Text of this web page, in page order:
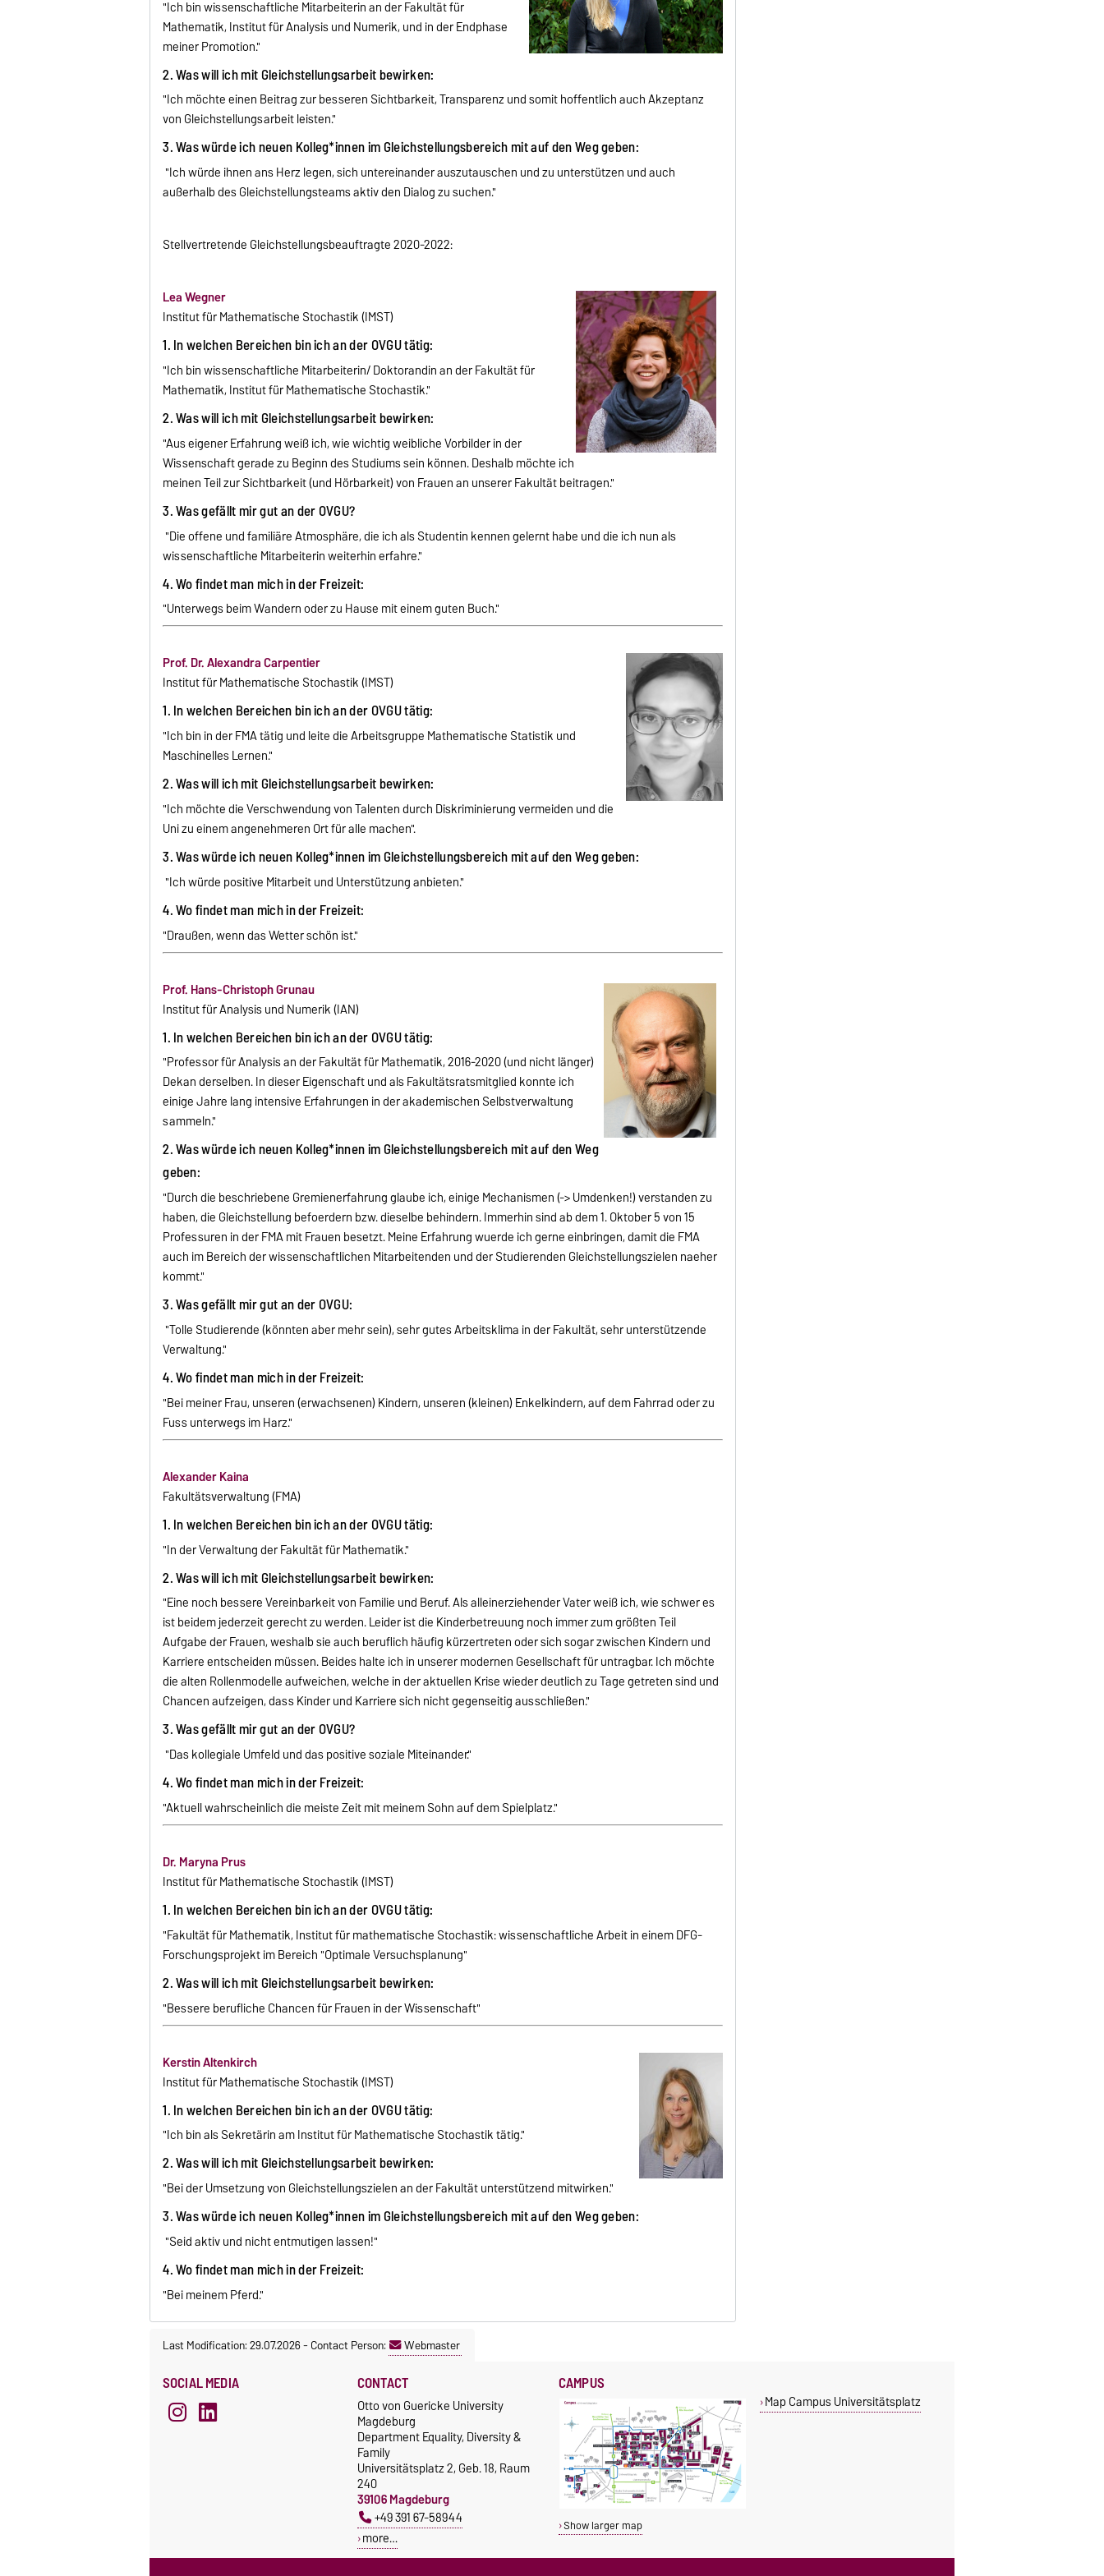
"Ich bin wissenschaftliche Mitarbeiterin an der Fakultät für
Mathematik, Institut für Analysis und Numerik, und in der Endphase
meiner Promotion."
2. Was will ich mit Gleichstellungsarbeit bewirken:
"Ich möchte einen Beitrag zur besseren Sichtbarkeit, Transparenz und somit hoffentlich auch Akzeptanz
von Gleichstellungsarbeit leisten."
3. Was würde ich neuen Kolleg*innen im Gleichstellungsbereich mit auf den Weg geben:
"Ich würde ihnen ans Herz legen, sich untereinander auszutauschen und zu unterstützen und auch
außerhalb des Gleichstellungsteams aktiv den Dialog zu suchen."
Stellvertretende Gleichstellungsbeauftragte 2020-2022:
Lea Wegner
Institut für Mathematische Stochastik (IMST)
1. In welchen Bereichen bin ich an der OVGU tätig:
"Ich bin wissenschaftliche Mitarbeiterin/ Doktorandin an der Fakultät für
Mathematik, Institut für Mathematische Stochastik."
2. Was will ich mit Gleichstellungsarbeit bewirken:
"Aus eigener Erfahrung weiß ich, wie wichtig weibliche Vorbilder in der
Wissenschaft gerade zu Beginn des Studiums sein können. Deshalb möchte ich
meinen Teil zur Sichtbarkeit (und Hörbarkeit) von Frauen an unserer Fakultät beitragen."
3. Was gefällt mir gut an der OVGU?
"Die offene und familiäre Atmosphäre, die ich als Studentin kennen gelernt habe und die ich nun als
wissenschaftliche Mitarbeiterin weiterhin erfahre."
4. Wo findet man mich in der Freizeit:
"Unterwegs beim Wandern oder zu Hause mit einem guten Buch."
Prof. Dr. Alexandra Carpentier
Institut für Mathematische Stochastik (IMST)
1. In welchen Bereichen bin ich an der OVGU tätig:
"Ich bin in der FMA tätig und leite die Arbeitsgruppe Mathematische Statistik und
Maschinelles Lernen."
2. Was will ich mit Gleichstellungsarbeit bewirken:
"Ich möchte die Verschwendung von Talenten durch Diskriminierung vermeiden und die
Uni zu einem angenehmeren Ort für alle machen".
3. Was würde ich neuen Kolleg*innen im Gleichstellungsbereich mit auf den Weg geben:
"Ich würde positive Mitarbeit und Unterstützung anbieten."
4. Wo findet man mich in der Freizeit:
"Draußen, wenn das Wetter schön ist."
Prof. Hans-Christoph Grunau
Institut für Analysis und Numerik (IAN)
1. In welchen Bereichen bin ich an der OVGU tätig:
"Professor für Analysis an der Fakultät für Mathematik, 2016-2020 (und nicht länger)
Dekan derselben. In dieser Eigenschaft und als Fakultätsratsmitglied konnte ich
einige Jahre lang intensive Erfahrungen in der akademischen Selbstverwaltung
sammeln."
2. Was würde ich neuen Kolleg*innen im Gleichstellungsbereich mit auf den Weg
geben:
"Durch die beschriebene Gremienerfahrung glaube ich, einige Mechanismen (-> Umdenken!) verstanden zu
haben, die Gleichstellung befoerdern bzw. dieselbe behindern. Immerhin sind ab dem 1. Oktober 5 von 15
Professuren in der FMA mit Frauen besetzt. Meine Erfahrung wuerde ich gerne einbringen, damit die FMA
auch im Bereich der wissenschaftlichen Mitarbeitenden und der Studierenden Gleichstellungszielen naeher
kommt."
3. Was gefällt mir gut an der OVGU:
"Tolle Studierende (könnten aber mehr sein), sehr gutes Arbeitsklima in der Fakultät, sehr unterstützende
Verwaltung."
4. Wo findet man mich in der Freizeit:
"Bei meiner Frau, unseren (erwachsenen) Kindern, unseren (kleinen) Enkelkindern, auf dem Fahrrad oder zu
Fuss unterwegs im Harz."
Alexander Kaina
Fakultätsverwaltung (FMA)
1. In welchen Bereichen bin ich an der OVGU tätig:
"In der Verwaltung der Fakultät für Mathematik."
2. Was will ich mit Gleichstellungsarbeit bewirken:
"Eine noch bessere Vereinbarkeit von Familie und Beruf. Als alleinerziehender Vater weiß ich, wie schwer es
ist beidem jederzeit gerecht zu werden. Leider ist die Kinderbetreuung noch immer zum größten Teil
Aufgabe der Frauen, weshalb sie auch beruflich häufig kürzertreten oder sich sogar zwischen Kindern und
Karriere entscheiden müssen. Beides halte ich in unserer modernen Gesellschaft für untragbar. Ich möchte
die alten Rollenmodelle aufweichen, welche in der aktuellen Krise wieder deutlich zu Tage getreten sind und
Chancen aufzeigen, dass Kinder und Karriere sich nicht gegenseitig ausschließen."
3. Was gefällt mir gut an der OVGU?
"Das kollegiale Umfeld und das positive soziale Miteinander."
4. Wo findet man mich in der Freizeit:
"Aktuell wahrscheinlich die meiste Zeit mit meinem Sohn auf dem Spielplatz."
Dr. Maryna Prus
Institut für Mathematische Stochastik (IMST)
1. In welchen Bereichen bin ich an der OVGU tätig:
"Fakultät für Mathematik, Institut für mathematische Stochastik: wissenschaftliche Arbeit in einem DFG-
Forschungsprojekt im Bereich "Optimale Versuchsplanung"
2. Was will ich mit Gleichstellungsarbeit bewirken:
"Bessere berufliche Chancen für Frauen in der Wissenschaft"
Kerstin Altenkirch
Institut für Mathematische Stochastik (IMST)
1. In welchen Bereichen bin ich an der OVGU tätig:
"Ich bin als Sekretärin am Institut für Mathematische Stochastik tätig."
2. Was will ich mit Gleichstellungsarbeit bewirken:
"Bei der Umsetzung von Gleichstellungszielen an der Fakultät unterstützend mitwirken."
3. Was würde ich neuen Kolleg*innen im Gleichstellungsbereich mit auf den Weg geben:
"Seid aktiv und nicht entmutigen lassen!"
4. Wo findet man mich in der Freizeit:
"Bei meinem Pferd."
Last Modification: 29.07.2026-Contact Person: Webmaster
SOCIAL MEDIA CONTACT
Otto von Guericke University
Magdeburg
Department Equality, Diversity &
Family
Universitätsplatz 2, Geb. 18, Raum
240
39106 Magdeburg
+49 391 67-58944
more…
CAMPUS
Show larger map
Map Campus Universitätsplatz